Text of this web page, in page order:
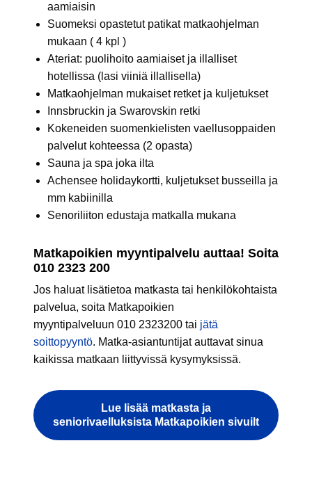
aamiaisin
Suomeksi opastetut patikat matkaohjelman
mukaan ( 4 kpl )
Ateriat: puolihoito aamiaiset ja illalliset
hotellissa (lasi viiniä illallisella)
Matkaohjelman mukaiset retket ja kuljetukset
Innsbruckin ja Swarovskin retki
Kokeneiden suomenkielisten vaellusoppaiden
palvelut kohteessa (2 opasta)
Sauna ja spa joka ilta
Achensee holidaykortti, kuljetukset busseilla ja
mm kabiinilla
Senoriliiton edustaja matkalla mukana
Matkapoikien myyntipalvelu auttaa! Soita
010 2323 200
Jos haluat lisätietoa matkasta tai henkilökohtaista
palvelua, soita Matkapoikien
myyntipalveluun 010 2323200 tai jätä
soittopyyntö. Matka-asiantuntijat auttavat sinua
kaikissa matkaan liittyvissä kysymyksissä.
Lue lisää matkasta ja
seniorivaelluksista Matkapoikien sivuilt